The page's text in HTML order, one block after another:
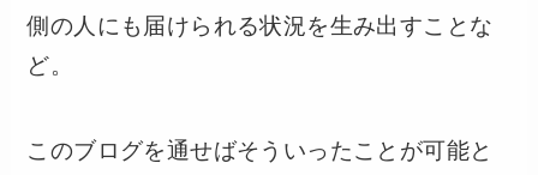
側の人にも届けられる状況を生み出すことな
ど。
このブログを通せばそういったことが可能と